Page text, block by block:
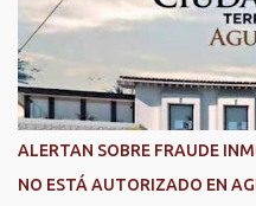
precisión, creatividad y
prototipos y trabajo en equipo.
participarán en la categoría
por ellos mismos deberán
con la mayor velocidad y
Aguascalientes se impulsa el
formando generaciones
ALERTAN SOBRE FRAUDE
NO ESTÁ AUTORIZADO EN